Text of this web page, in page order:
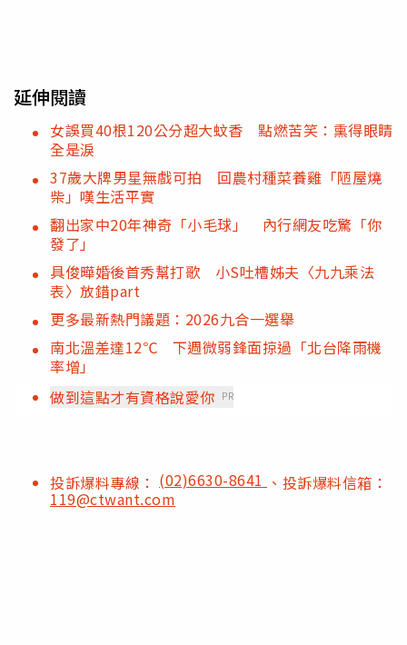
延伸閱讀
女誤買40根120公分超大蚊香 點燃苦笑：熏得眼睛
全是淚
37歲大牌男星無戲可拍 回農村種菜養雞「陋屋燒
柴」嘆生活平實
翻出家中20年神奇「小毛球」 內行網友吃驚「你
發了」
具俊曄婚後首秀幫打歌 小S吐槽姊夫〈九九乘法
表〉放錯part
更多最新熱門議題：2026九合一選舉
南北溫差達12℃ 下週微弱鋒面掠過「北台降雨機
率增」
做到這點才有資格說愛你 PR
投訴爆料專線： (02)6630-8641 、投訴爆料信箱：
119@ctwant.com